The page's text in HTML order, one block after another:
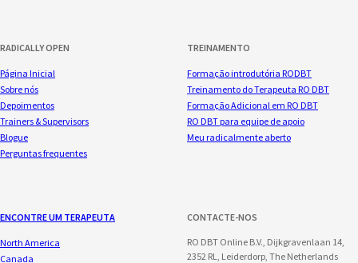
RADICALLY OPEN
Página Inicial
Sobre nós
Depoimentos
Trainers & Supervisors
Blogue
Perguntas frequentes
TREINAMENTO
Formação introdutória RODBT
Treinamento do Terapeuta RO DBT
Formação Adicional em RO DBT
RO DBT para equipe de apoio
Meu radicalmente aberto
ENCONTRE UM TERAPEUTA
North America
Canada
CONTACTE-NOS
RO DBT Online B.V., Dijkgravenlaan 14,
2352 RL, Leiderdorp, The Netherlands